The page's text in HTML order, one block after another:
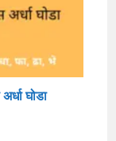
घोडा